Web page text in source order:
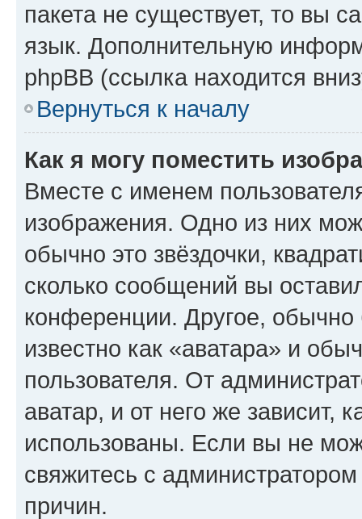
пакета не существует, то вы
язык. Дополнительную
phpBB (ссылка находится
Вернуться к началу
Как я могу поместить
Вместе с именем
изображения. Одно из них
обычно это звёздочки,
сколько сообщений вы
конференции. Другое,
известно как «аватара» и
пользователя. От
аватар, и от него же зависит,
использованы. Если вы не
свяжитесь с
причин.